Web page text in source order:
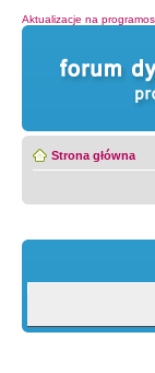
Aktualizacje na
Strona główna